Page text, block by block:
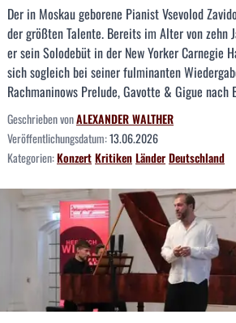
Der in Moskau geborene Pianist Vsevolod
der größten Talente. Bereits im Alter von zehn
er sein Solodebüt in der New Yorker Carnegie
sich sogleich bei seiner fulminanten
Rachmaninows Prelude, Gavotte & Gigue nach
Geschrieben vonALEXANDER WALTHER
Veröffentlichungsdatum:13.06.2026
Kategorien:KonzertKritikenLänderDeutschland